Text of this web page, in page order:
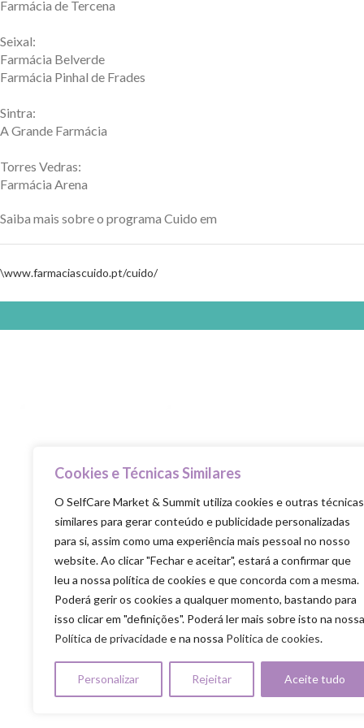
Cookies e Técnicas Similares
O SelfCare Market & Summit utiliza cookies e outras técnicas
similares para gerar conteúdo e publicidade personalizadas
para si, assim como uma experiência mais pessoal no nosso
website. Ao clicar "Fechar e aceitar", estará a confirmar que
leu a nossa política de cookies e que concorda com a mesma.
Poderá gerir os cookies a qualquer momento, bastando para
isso clicar em "definições". Poderá ler mais sobre isto na nossa
Política de privacidadee na nossa Politica de cookies.
Personalizar Rejeitar Aceite tudo
Farmácia de Tercena
Seixal:
Farmácia Belverde
Farmácia Pinhal de Frades
Sintra:
A Grande Farmácia
Torres Vedras:
Farmácia Arena
Saiba mais sobre o programa Cuido em
\www.farmaciascuido.pt/cuido/
Selfcare is the new healthcare
SELFCARE MARKET & SUMMIT ALL RIGHTS
Política de Privacidade Política de Cookies Termos & Condições